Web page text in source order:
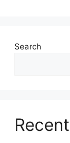
Search